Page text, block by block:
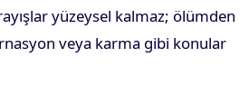
yüzeysel kalmaz; ölümden
veya karma gibi konular